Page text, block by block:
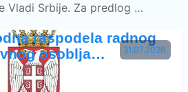
Vladi Srbije. Za predlog …
31.07.2026.
raspodela radnog
osoblja…